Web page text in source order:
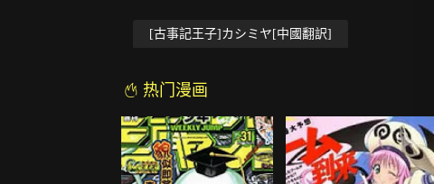
[古事記王子]カシミヤ[中國翻訳]
热门漫画